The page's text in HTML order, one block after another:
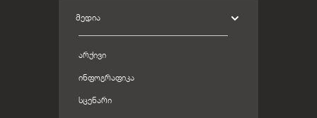
ᲛᲔᲓᲘᲐ
ᲐᲠᲥᲘᲕᲘ
ᲘᲜᲤᲝᲒᲠᲐᲤᲘᲙᲐ
ᲡᲪᲔᲜᲐᲠᲘ